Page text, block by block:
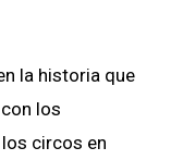
la historia que
los
circos en